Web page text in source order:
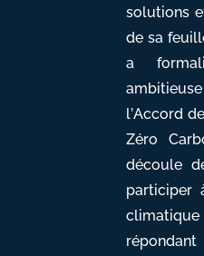
solutions
de sa
a
l’Accord
Zéro
découle
participer